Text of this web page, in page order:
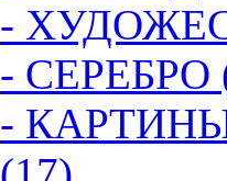
-
- СЕРЕБРО
-